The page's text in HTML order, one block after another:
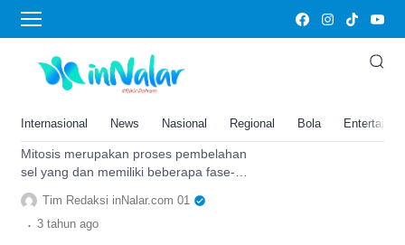
Internasional News Nasional Regional Bola
Anafase
Kenali Apa itu Mitosis, dan
Bagaimana Proses
Lebih Lanjut!
Mitosis merupakan proses pembelahan
sel yang dan memiliki beberapa fase-
fase pembelahan mulai dari profase,
metafase, anafase, dan telofase.
Tim Redaksi inNalar.com 01
. 3 tahun ago